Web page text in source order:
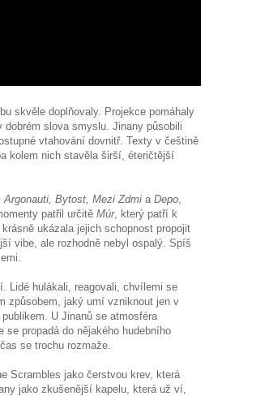
skvěle doplňovaly. Projekce pomáhaly
slova smyslu. Jinany působili
vtahování dovnitř. Texty v češtině
kolem nich stavěla širší, éteričtější
Bytost, Mezi Zdmi a Depo,
patřil určitě Múr, který patří k
krásně ukázala jejich schopnost propojit
vibe, ale rozhodně nebyl ospalý. Spíš
Lidé hulákali, reagovali, chvílemi se
způsobem, jaký umí vzniknout jen v
U Jinanů se atmosféra
propadá do nějakého hudebního
se trochu rozmaže.
Scrambles jako čerstvou krev, která
jako zkušenější kapelu, která už ví,